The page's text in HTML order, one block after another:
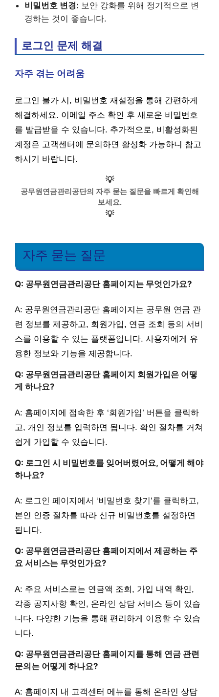
비밀번호 변경: 보안 강화를 위해 정기적으로 변
경하는 것이 좋습니다.
로그인 문제 해결
자주 겪는 어려움
로그인 불가 시, 비밀번호 재설정을 통해 간편하게
해결하세요. 이메일 주소 확인 후 새로운 비밀번호
를 발급받을 수 있습니다. 추가적으로, 비활성화된
계정은 고객센터에 문의하면 활성화 가능하니 참고
하시기 바랍니다.
💡
공무원연금관리공단의 자주 묻는 질문을 빠르게 확인해
보세요.
💡
자주 묻는 질문
Q: 공무원연금관리공단 홈페이지는 무엇인가요?
A: 공무원연금관리공단 홈페이지는 공무원 연금 관
련 정보를 제공하고, 회원가입, 연금 조회 등의 서비
스를 이용할 수 있는 플랫폼입니다. 사용자에게 유
용한 정보와 기능을 제공합니다.
Q: 공무원연금관리공단 홈페이지 회원가입은 어떻
게 하나요?
A: 홈페이지에 접속한 후 ‘회원가입’ 버튼을 클릭하
고, 개인 정보를 입력하면 됩니다. 확인 절차를 거쳐
쉽게 가입할 수 있습니다.
Q: 로그인 시 비밀번호를 잊어버렸어요, 어떻게 해야
하나요?
A: 로그인 페이지에서 ‘비밀번호 찾기’를 클릭하고,
본인 인증 절차를 따라 신규 비밀번호를 설정하면
됩니다.
Q: 공무원연금관리공단 홈페이지에서 제공하는 주
요 서비스는 무엇인가요?
A: 주요 서비스로는 연금액 조회, 가입 내역 확인,
각종 공지사항 확인, 온라인 상담 서비스 등이 있습
니다. 다양한 기능을 통해 편리하게 이용할 수 있습
니다.
Q: 공무원연금관리공단 홈페이지를 통해 연금 관련
문의는 어떻게 하나요?
A: 홈페이지 내 고객센터 메뉴를 통해 온라인 상담